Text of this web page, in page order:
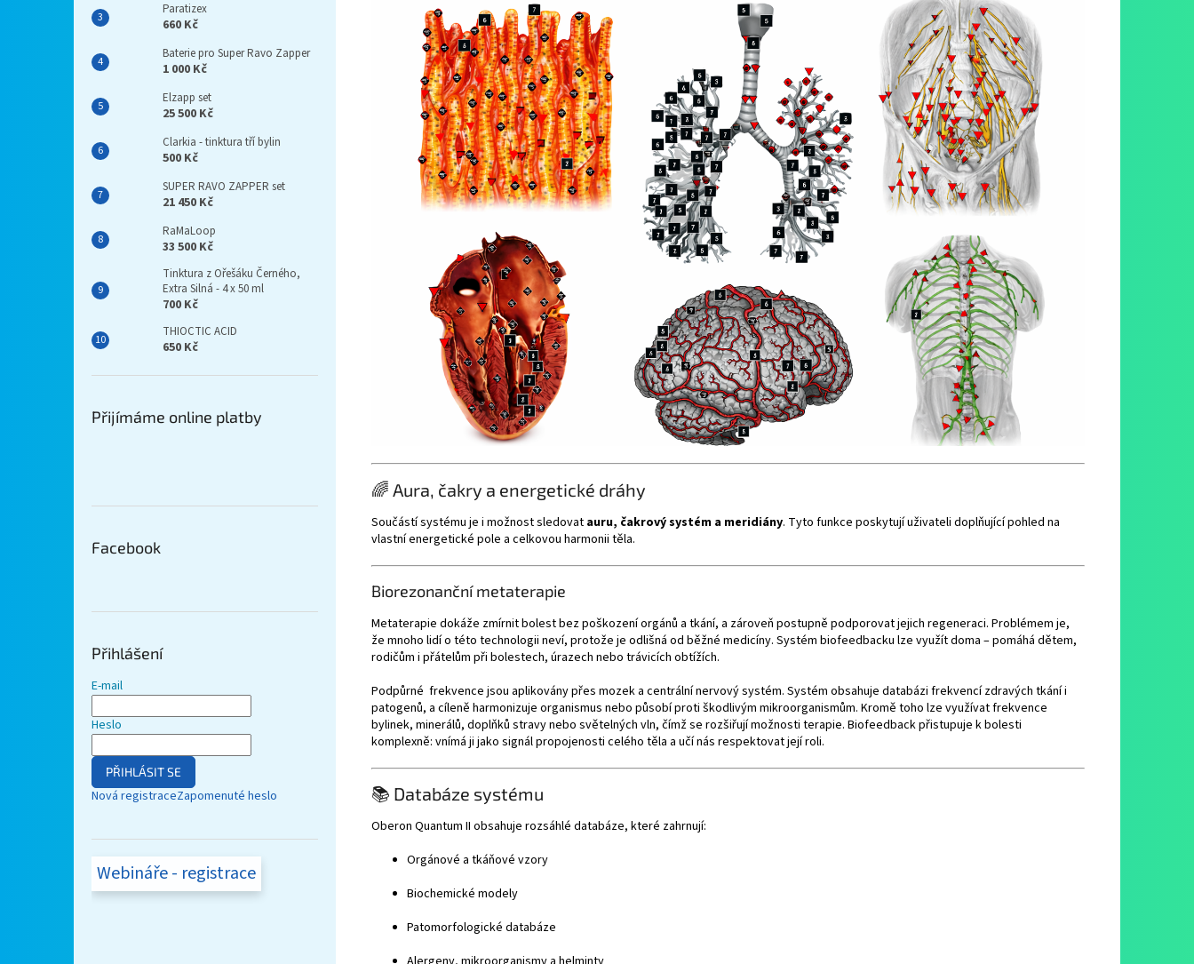
Paratizex
660 Kč
Baterie pro Super Ravo Zapper
1 000 Kč
Elzapp set
25 500 Kč
Clarkia - tinktura tří bylin
500 Kč
SUPER RAVO ZAPPER set
21 450 Kč
RaMaLoop
33 500 Kč
Tinktura z Ořešáku Černého,
Extra Silná - 4 x 50 ml
700 Kč
THIOCTIC ACID
650 Kč
Přijímáme online platby
Facebook
Přihlášení
E-mail
Heslo
PŘIHLÁSIT SE
Nová registraceZapomenuté heslo
Webináře - registrace
🌈 Aura, čakry a energetické dráhy
Součástí systému je i možnost sledovat auru, čakrový systém a meridiány. Tyto funkce poskytují uživateli doplňující pohled na
vlastní energetické pole a celkovou harmonii těla.
Biorezonanční metaterapie
Metaterapie dokáže zmírnit bolest bez poškození orgánů a tkání, a zároveň postupně podporovat jejich regeneraci. Problémem je,
že mnoho lidí o této technologii neví, protože je odlišná od běžné medicíny. Systém biofeedbacku lze využít doma – pomáhá dětem,
rodičům i přátelům při bolestech, úrazech nebo trávicích obtížích.
Podpůrné frekvence jsou aplikovány přes mozek a centrální nervový systém. Systém obsahuje databázi frekvencí zdravých tkání i
patogenů, a cíleně harmonizuje organismus nebo působí proti škodlivým mikroorganismům. Kromě toho lze využívat frekvence
bylinek, minerálů, doplňků stravy nebo světelných vln, čímž se rozšiřují možnosti terapie. Biofeedback přistupuje k bolesti
komplexně: vnímá ji jako signál propojenosti celého těla a učí nás respektovat její roli.
📚 Databáze systému
Oberon Quantum II obsahuje rozsáhlé databáze, které zahrnují:
Orgánové a tkáňové vzory
Biochemické modely
Patomorfologické databáze